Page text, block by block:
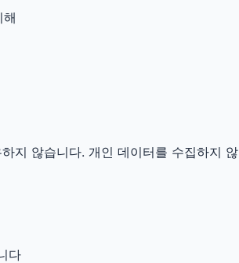
지 않습니다. 개인 데이터를 수집하지
다